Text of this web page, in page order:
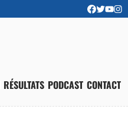
RÉSULTATS PODCAST CONTACT